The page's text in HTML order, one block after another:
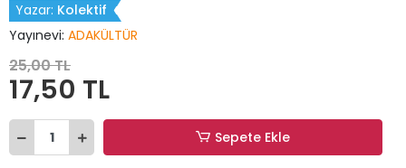
Yazar: Kolektif
Yayınevi: ADAKÜLTÜR
25,00 TL
17,50 TL
Sepete Ekle